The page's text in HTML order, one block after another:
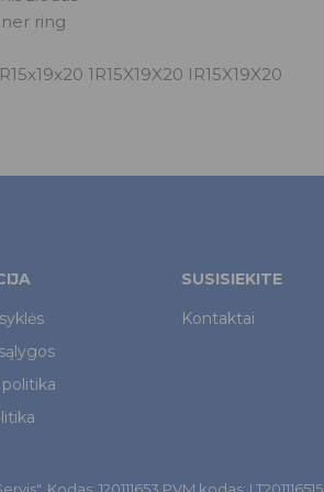
ring
1R15X19X20 IR15X19X20
SUSISIEKITE
Kontaktai